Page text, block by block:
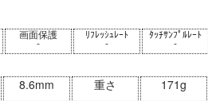
画面保護
-
ﾘﾌﾚｯｼｭﾚｰﾄ
-
ﾀｯﾁｻﾝﾌﾟﾙﾚｰﾄ
-
8.6mm 重さ
171g